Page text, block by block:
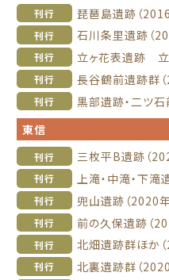
刊行 琵琶島遺跡（
刊行 石川条里遺跡（
刊行 立ヶ花表遺跡 立
刊行 長谷鶴前遺跡群
刊行
黒部遺跡・二ツ石
東信
刊行 三枚平B遺跡（
刊行 上滝・中滝・下滝
刊行 兜山遺跡（2020
刊行 前の久保遺跡（
刊行 北畑遺跡群ほか
刊行 北裏遺跡群（